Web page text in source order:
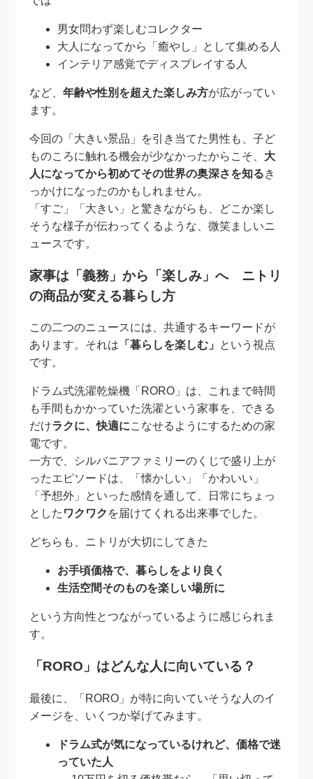
男女問わず楽しむコレクター
大人になってから「癒やし」として集める人
インテリア感覚でディスプレイする人
など、年齢や性別を超えた楽しみ方が広がってい
ます。
今回の「大きい景品」を引き当てた男性も、子ど
ものころに触れる機会が少なかったからこそ、 大
人になってから初めてその世界の奥深さを知るき
っかけになったのかもしれません。
「すご」「大きい」と驚きながらも、どこか楽し
そうな様子が伝わってくるような、微笑ましいニ
ュースです。
家事は「義務」から「楽しみ」へ ニトリ
の商品が変える暮らし方
この二つのニュースには、共通するキーワードが
あります。それは 「暮らしを楽しむ」 という視点
です。
ドラム式洗濯乾燥機「RORO」は、これまで時間
も手間もかかっていた洗濯という家事を、できる
だけラクに、快適にこなせるようにするための家
電です。
一方で、シルバニアファミリーのくじで盛り上が
ったエピソードは、「懐かしい」「かわいい」
「予想外」といった感情を通して、日常にちょっ
とした ワクワク を届けてくれる出来事でした。
どちらも、ニトリが大切にしてきた
お手頃価格で、暮らしをより良く
生活空間そのものを楽しい場所に
という方向性とつながっているように感じられま
す。
「RORO」はどんな人に向いている？
最後に、「RORO」が特に向いていそうな人のイ
メージを、いくつか挙げてみます。
ドラム式が気になっているけれど、価格で迷
っていた人